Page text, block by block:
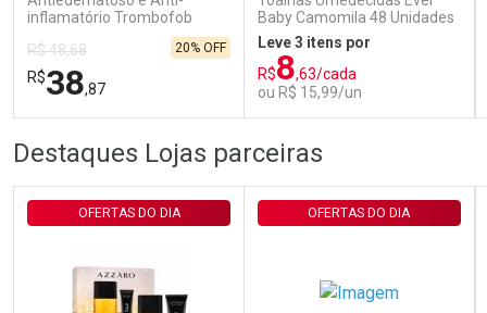
inflamatório Trombofob
R$ 48,68
R$38,87
20% OFF
FECHAR
Laboratório
FECHAR
Por Menos
Baby Camomila 48 Unidades
Leve 3 itens por
R$8,63/cada
ou R$ 15,99/un
Por Menos
Destaques Lojas parceiras
OFERTAS DO DIA OFERTAS DO DIA